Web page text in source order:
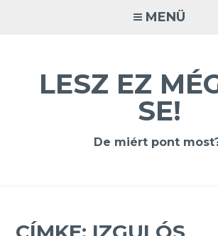
MENÜ
LESZ EZ
SE!
De miért pont